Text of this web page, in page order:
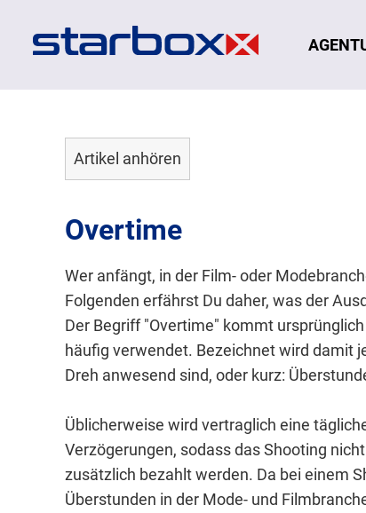
Navigation
Artikel anhören
Overtime
Wer anfängt, in der Film- oder
Folgenden erfährst Du daher, was der
Der Begriff "Overtime" kommt
häufig verwendet. Bezeichnet wird damit
Dreh anwesend sind, oder kurz:
Üblicherweise wird vertraglich eine
Verzögerungen, sodass das Shooting
zusätzlich bezahlt werden. Da bei einem
Überstunden in der Mode- und